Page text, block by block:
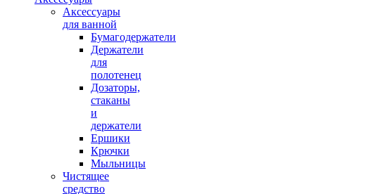
Аксессуары
для ванной
Бумагодержатели
Держатели
для
полотенец
Дозаторы,
стаканы
и
держатели
Ершики
Крючки
Мыльницы
Чистящее
средство